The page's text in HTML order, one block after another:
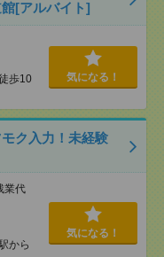
[アルバイト]
歩10
気になる！
ク入力！未経験
業代
から
気になる！